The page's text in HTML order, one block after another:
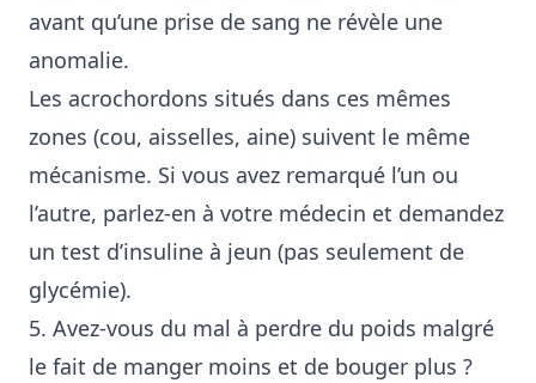
avant qu’une prise de sang ne révèle une
anomalie.
Les acrochordons situés dans ces mêmes
zones (cou, aisselles, aine) suivent le même
mécanisme. Si vous avez remarqué l’un ou
l’autre, parlez-en à votre médecin et demandez
un test d’insuline à jeun (pas seulement de
glycémie).
5. Avez-vous du mal à perdre du poids malgré
le fait de manger moins et de bouger plus ?